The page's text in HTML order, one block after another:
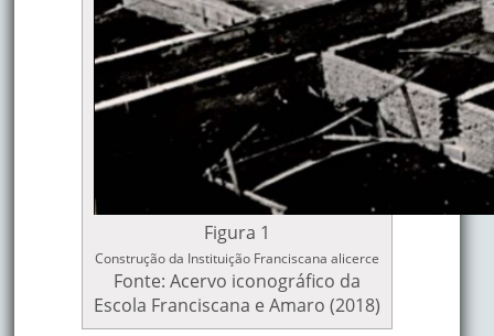
Figura 1
Construção da Instituição Franciscana alicerce
Fonte: Acervo iconográfico da
Escola Franciscana e Amaro (2018)